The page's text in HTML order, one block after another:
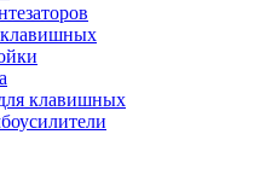
клавишных